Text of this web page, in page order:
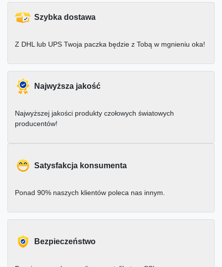
Szybka dostawa
Z DHL lub UPS Twoja paczka będzie z Tobą w mgnieniu oka!
Najwyższa jakość
Najwyższej jakości produkty czołowych światowych
producentów!
Satysfakcja konsumenta
Ponad 90% naszych klientów poleca nas innym.
Bezpieczeństwo